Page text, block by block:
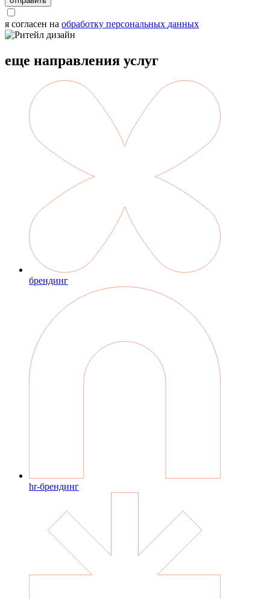
я согласен на обработку персональных данных
еще направления услуг
брендинг
hr-брендинг